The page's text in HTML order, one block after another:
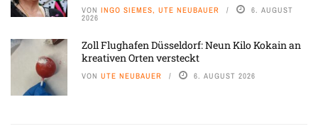
VON INGO SIEMES, UTE NEUBAUER 6. AUGUST
2026
Zoll Flughafen Düsseldorf: Neun Kilo Kokain an
kreativen Orten versteckt
VON UTE NEUBAUER 6. AUGUST 2026